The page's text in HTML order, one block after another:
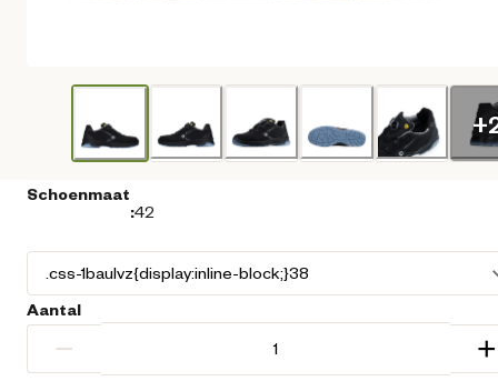
+
Schoenmaat
:42
Aantal
− +